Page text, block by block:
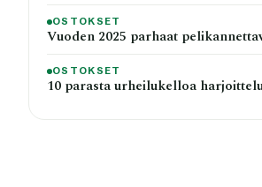
OSTOKSET
Vuoden 2025 parhaat
OSTOKSET
10 parasta urheilukelloa